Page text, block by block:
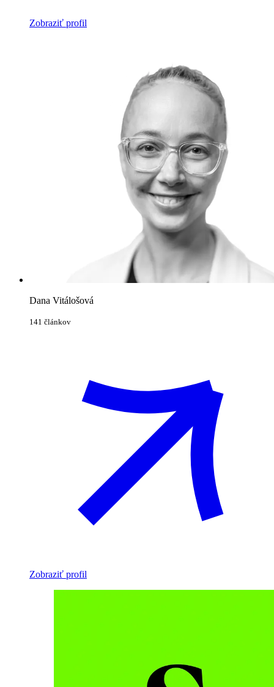
Zobraziť profil
Dana Vitálošová
141 článkov
Zobraziť profil